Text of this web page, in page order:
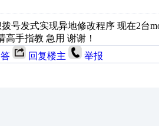
号发式实现异地修改程序 现在2台
手指教 急用 谢谢！
回复楼主 举报